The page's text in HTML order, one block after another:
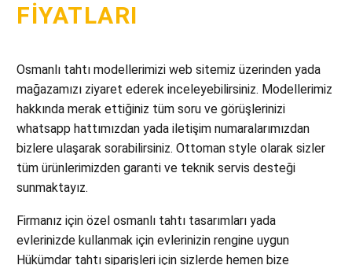
FIYATLARI
Osmanlı tahtı modellerimizi web sitemiz üzerinden yada
mağazamızı ziyaret ederek inceleyebilirsiniz. Modellerimiz
hakkında merak ettiğiniz tüm soru ve görüşlerinizi
whatsapp hattımızdan yada iletişim numaralarımızdan
bizlere ulaşarak sorabilirsiniz. Ottoman style olarak sizler
tüm ürünlerimizden garanti ve teknik servis desteği
sunmaktayız.
Firmanız için özel osmanlı tahtı tasarımları yada
evlerinizde kullanmak için evlerinizin rengine uygun
Hükümdar tahtı siparişleri için sizlerde hemen bize